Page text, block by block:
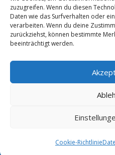
zuzugreifen. Wenn du diesen
Daten wie das Surfverhalten oder
verarbeiten. Wenn du deine
zurückziehst, können bestimmte
beeinträchtigt werden.
Cookie-Richtlinie
Monteurzimmer
Purkersdorf
Messezimmer –
Mehr als 11 treue
Copyright 2025/26 - Wohnung